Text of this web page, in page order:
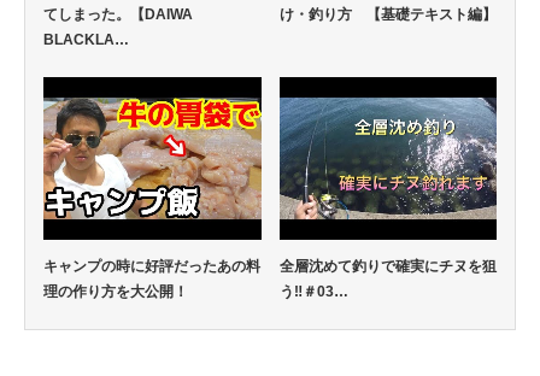
てしまった。【DAIWA
BLACKLA…
け・釣り方 【基礎テキスト編】
キャンプの時に好評だったあの料
理の作り方を大公開！
全層沈めて釣りで確実にチヌを狙
う‼️＃03…